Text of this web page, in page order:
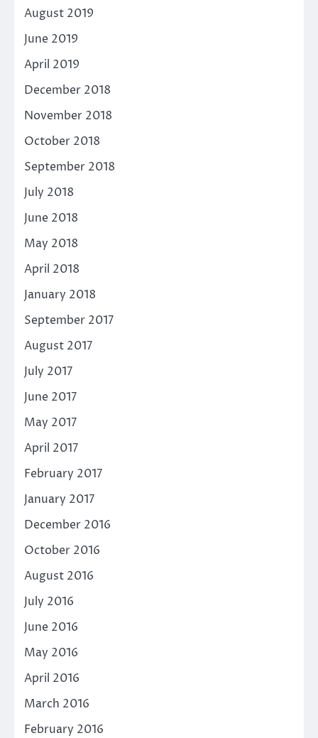
August 2019
June 2019
April 2019
December 2018
November 2018
October 2018
September 2018
July 2018
June 2018
May 2018
April 2018
January 2018
September 2017
August 2017
July 2017
June 2017
May 2017
April 2017
February 2017
January 2017
December 2016
October 2016
August 2016
July 2016
June 2016
May 2016
April 2016
March 2016
February 2016